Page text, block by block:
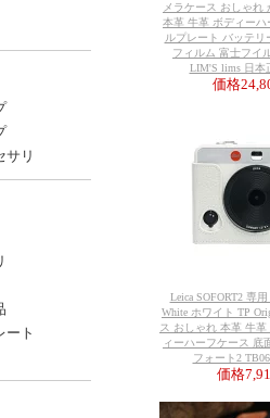
サリ
ート
メラケース おしゃれ
本革 牛革 ボディーハ
ルプレート バッテリ
フィルム 富士フイ
LIM'S lims 日本
価格
Leica SOFORT2 専
White ホワイト TP
ス おしゃれ 本革 牛
ィーハーフケース 底
フォート2
価格